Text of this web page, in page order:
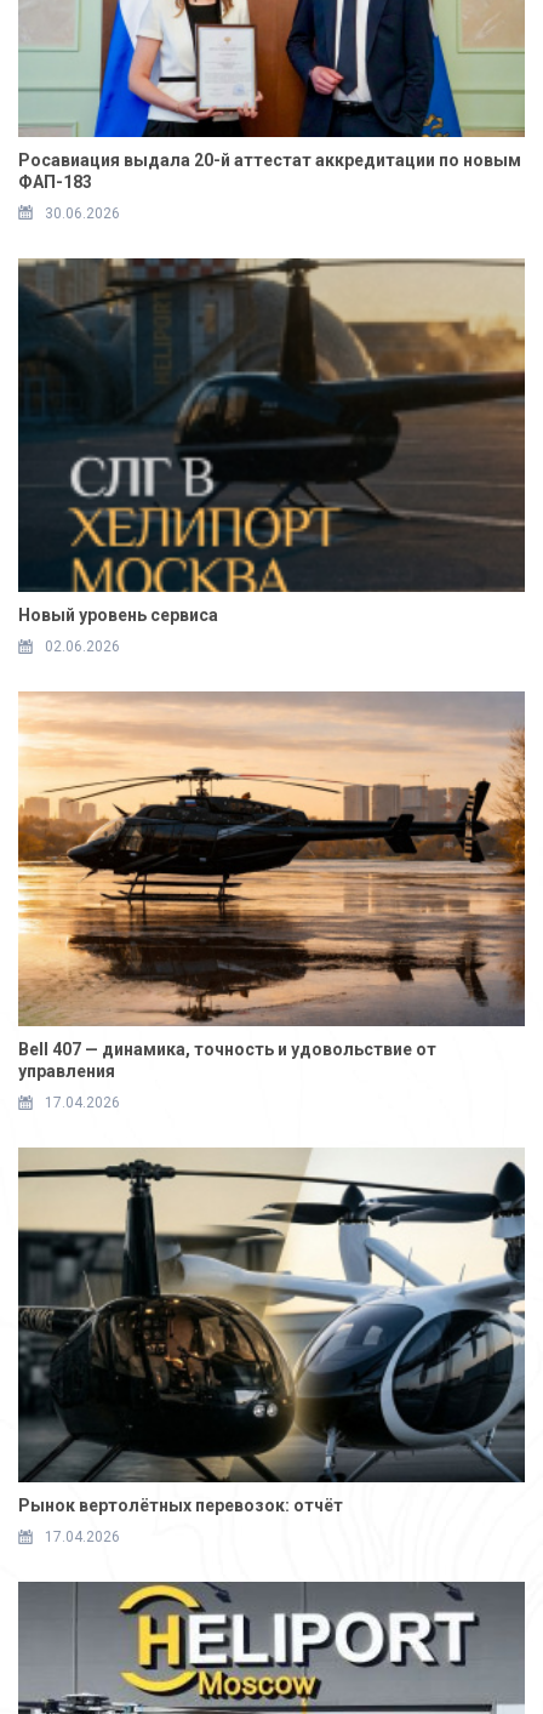
Росавиация выдала 20-й аттестат аккредитации по новым
ФАП-183
30.06.2026
Новый уровень сервиса
02.06.2026
Bell 407 — динамика, точность и удовольствие от
управления
17.04.2026
Рынок вертолётных перевозок: отчёт
17.04.2026